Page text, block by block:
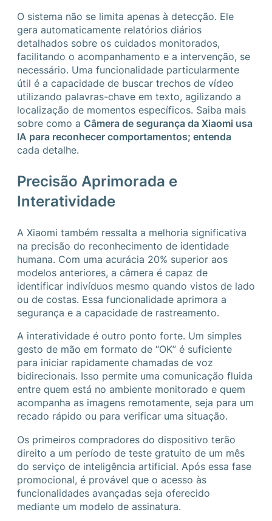
O sistema não se limita apenas à detecção. Ele
gera automaticamente relatórios diários
detalhados sobre os cuidados monitorados,
facilitando o acompanhamento e a intervenção, se
necessário. Uma funcionalidade particularmente
útil é a capacidade de buscar trechos de vídeo
utilizando palavras-chave em texto, agilizando a
localização de momentos específicos. Saiba mais
sobre como a Câmera de segurança da Xiaomi usa
IA para reconhecer comportamentos; entenda
cada detalhe.
Precisão Aprimorada e
Interatividade
A Xiaomi também ressalta a melhoria significativa
na precisão do reconhecimento de identidade
humana. Com uma acurácia 20% superior aos
modelos anteriores, a câmera é capaz de
identificar indivíduos mesmo quando vistos de lado
ou de costas. Essa funcionalidade aprimora a
segurança e a capacidade de rastreamento.
A interatividade é outro ponto forte. Um simples
gesto de mão em formato de “OK” é suficiente
para iniciar rapidamente chamadas de voz
bidirecionais. Isso permite uma comunicação fluida
entre quem está no ambiente monitorado e quem
acompanha as imagens remotamente, seja para um
recado rápido ou para verificar uma situação.
Os primeiros compradores do dispositivo terão
direito a um período de teste gratuito de um mês
do serviço de inteligência artificial. Após essa fase
promocional, é provável que o acesso às
funcionalidades avançadas seja oferecido
mediante um modelo de assinatura.